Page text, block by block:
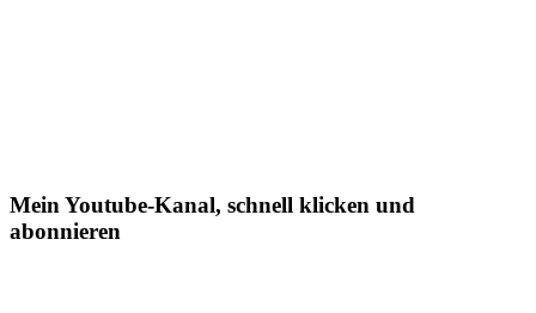
Mein Youtube-Kanal, schnell klicken und
abonnieren